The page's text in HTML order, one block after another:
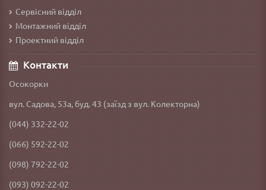
Сервісний відділ
Монтажний відділ
Проектний відділ
Контакти
Осокорки
вул. Садова, 53а, буд. 43 (заїзд з вул. Колекторна)
(044) 332-22-02
(066) 592-22-02
(098) 792-22-02
(093) 092-22-02